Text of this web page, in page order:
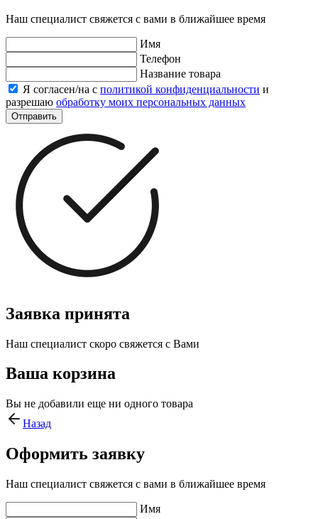
Наш специалист свяжется с вами в ближайшее время
Имя
Телефон
Название товара
Я согласен/на с политикой конфиденциальности и
разрешаю обработку моих персональных данных
Отправить
Заявка принята
Наш специалист скоро свяжется с Вами
Ваша корзина
Вы не добавили еще ни одного товара
Назад
Оформить заявку
Наш специалист свяжется с вами в ближайшее время
Имя